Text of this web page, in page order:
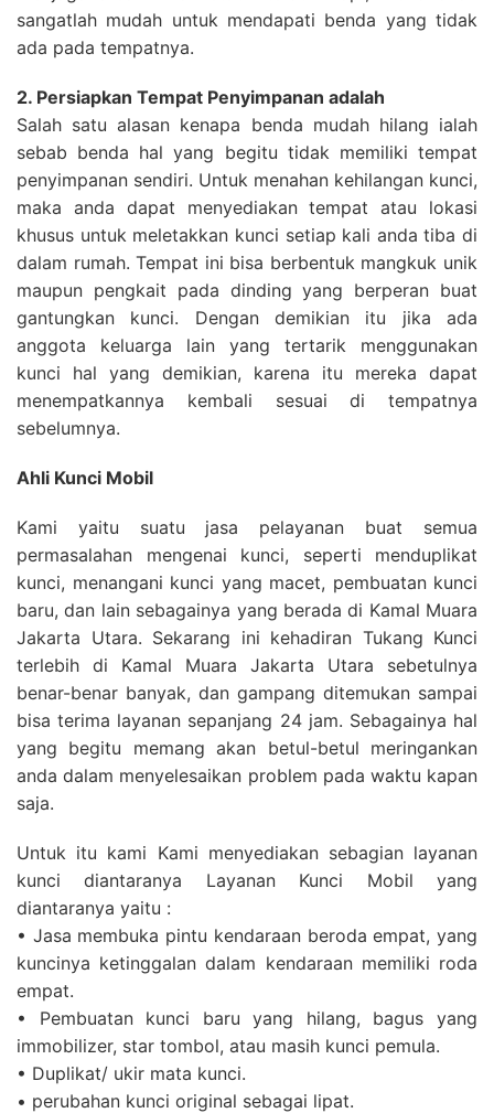
sangatlah mudah untuk mendapati benda yang tidak
ada pada tempatnya.
2. Persiapkan Tempat Penyimpanan adalah
Salah satu alasan kenapa benda mudah hilang ialah
sebab benda hal yang begitu tidak memiliki tempat
penyimpanan sendiri. Untuk menahan kehilangan kunci,
maka anda dapat menyediakan tempat atau lokasi
khusus untuk meletakkan kunci setiap kali anda tiba di
dalam rumah. Tempat ini bisa berbentuk mangkuk unik
maupun pengkait pada dinding yang berperan buat
gantungkan kunci. Dengan demikian itu jika ada
anggota keluarga lain yang tertarik menggunakan
kunci hal yang demikian, karena itu mereka dapat
menempatkannya kembali sesuai di tempatnya
sebelumnya.
Ahli Kunci Mobil
Kami yaitu suatu jasa pelayanan buat semua
permasalahan mengenai kunci, seperti menduplikat
kunci, menangani kunci yang macet, pembuatan kunci
baru, dan lain sebagainya yang berada di Kamal Muara
Jakarta Utara. Sekarang ini kehadiran Tukang Kunci
terlebih di Kamal Muara Jakarta Utara sebetulnya
benar-benar banyak, dan gampang ditemukan sampai
bisa terima layanan sepanjang 24 jam. Sebagainya hal
yang begitu memang akan betul-betul meringankan
anda dalam menyelesaikan problem pada waktu kapan
saja.
Untuk itu kami Kami menyediakan sebagian layanan
kunci diantaranya Layanan Kunci Mobil yang
diantaranya yaitu :
• Jasa membuka pintu kendaraan beroda empat, yang
kuncinya ketinggalan dalam kendaraan memiliki roda
empat.
• Pembuatan kunci baru yang hilang, bagus yang
immobilizer, star tombol, atau masih kunci pemula.
• Duplikat/ ukir mata kunci.
• perubahan kunci original sebagai lipat.